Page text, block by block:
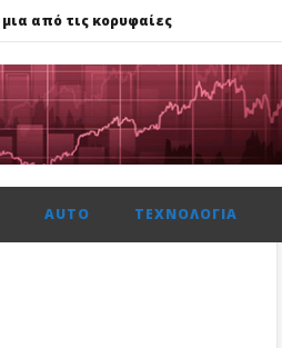
από τις κορυφαίες
South Ring Mall
από τις κορυφαίες
AUTO ΤΕΧΝΟΛΟΓΊΑ